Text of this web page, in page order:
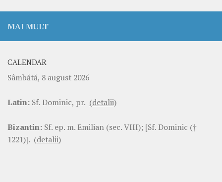
MAI MULT
CALENDAR
Sâmbătă, 8 august 2026
Latin: Sf. Dominic, pr. (detalii)
Bizantin: Sf. ep. m. Emilian (sec. VIII); [Sf. Dominic (†
1221)]. (detalii)